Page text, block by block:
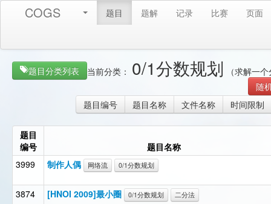
COGS 题目 题解 记录 比赛 页面
题目分类列表 当前分类： 0/1分数规划 （求解一
随
题目编号
题目名称 文件名称 时间限制
题目
编号
题目名称
3999
制作人偶 网络流 0/1分数规划
3874 [HNOI 2009]最小圈 0/1分数规划 二分法